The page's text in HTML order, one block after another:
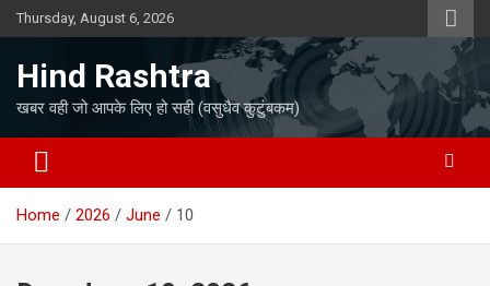
Skip
to
Thursday, August 6, 2026
Hind Rashtra
खबर वही जो आपके लिए हो सही (वसुधैव कुटुंबकम)
Home 2026 June 10